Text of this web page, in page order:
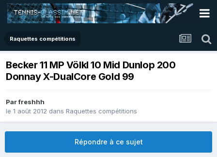
Raquettes compétitions
Becker 11 MP Völkl 10 Mid Dunlop 200
Donnay X-DualCore Gold 99
Parfreshhh
le 1 août 2012 dans Raquettes compétitions
Répondre à ce sujet